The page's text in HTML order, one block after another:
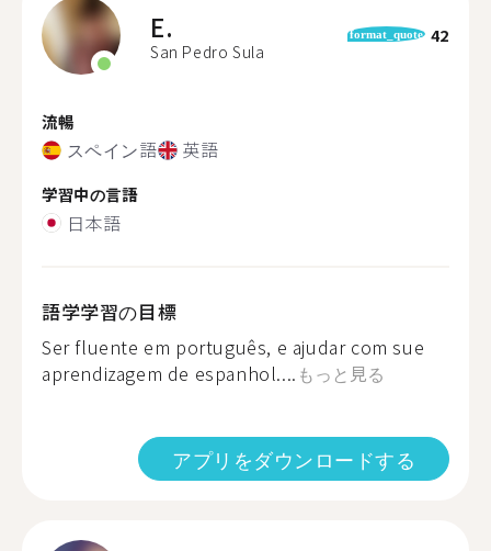
E.
San Pedro Sula
format_quote 42
流暢
スペイン語 英語
学習中の言語
日本語
語学学習の目標
Ser fluente em português, e ajudar com sue
aprendizagem de espanhol.... もっと見る
アプリをダウンロードする